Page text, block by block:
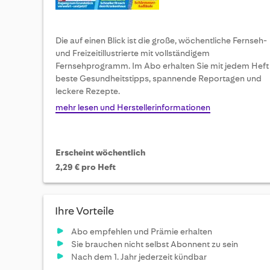
Die auf einen Blick ist die große, wöchentliche Fernseh-
und Freizeitillustrierte mit vollständigem
Fernsehprogramm. Im Abo erhalten Sie mit jedem Heft
beste Gesundheitstipps, spannende Reportagen und
leckere Rezepte.
mehr lesen und Herstellerinformationen
Erscheint wöchentlich
2,29 € pro Heft
Ihre Vorteile
Abo empfehlen und Prämie erhalten
Sie brauchen nicht selbst Abonnent zu sein
Nach dem 1. Jahr jederzeit kündbar